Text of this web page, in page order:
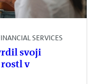
SERVICES
svoji
v